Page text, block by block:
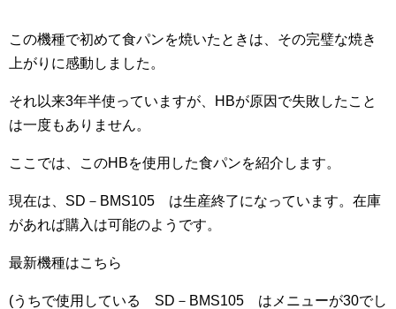
この機種で初めて食パンを焼いたときは、その完璧な焼き
上がりに感動しました。
それ以来3年半使っていますが、HBが原因で失敗したこと
は一度もありません。
ここでは、このHBを使用した食パンを紹介します。
現在は、SD－BMS105 は生産終了になっています。在庫
があれば購入は可能のようです。
最新機種はこちら
(うちで使用している SD－BMS105 はメニューが30でし